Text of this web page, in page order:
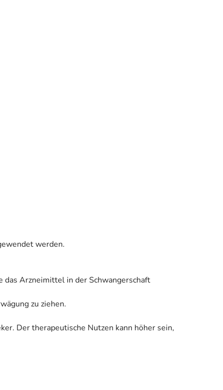
werden.
das Arzneimittel in der Schwangerschaft
zu ziehen.
Der therapeutische Nutzen kann höher sein,